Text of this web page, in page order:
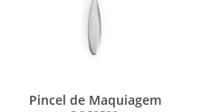
Pincel de Maquiagem